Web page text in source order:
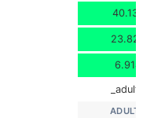
6.914